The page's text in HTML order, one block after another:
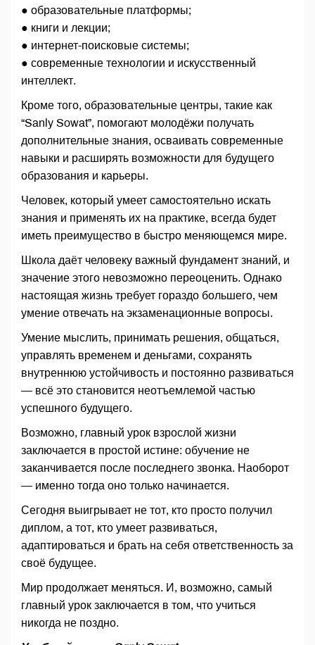
● образовательные платформы;
● книги и лекции;
● интернет-поисковые системы;
● современные технологии и искусственный
интеллект.
Кроме того, образовательные центры, такие как
“Sanly Sowat”, помогают молодёжи получать
дополнительные знания, осваивать современные
навыки и расширять возможности для будущего
образования и карьеры.
Человек, который умеет самостоятельно искать
знания и применять их на практике, всегда будет
иметь преимущество в быстро меняющемся мире.
Школа даёт человеку важный фундамент знаний, и
значение этого невозможно переоценить. Однако
настоящая жизнь требует гораздо большего, чем
умение отвечать на экзаменационные вопросы.
Умение мыслить, принимать решения, общаться,
управлять временем и деньгами, сохранять
внутреннюю устойчивость и постоянно развиваться
— всё это становится неотъемлемой частью
успешного будущего.
Возможно, главный урок взрослой жизни
заключается в простой истине: обучение не
заканчивается после последнего звонка. Наоборот
— именно тогда оно только начинается.
Сегодня выигрывает не тот, кто просто получил
диплом, а тот, кто умеет развиваться,
адаптироваться и брать на себя ответственность за
своё будущее.
Мир продолжает меняться. И, возможно, самый
главный урок заключается в том, что учиться
никогда не поздно.